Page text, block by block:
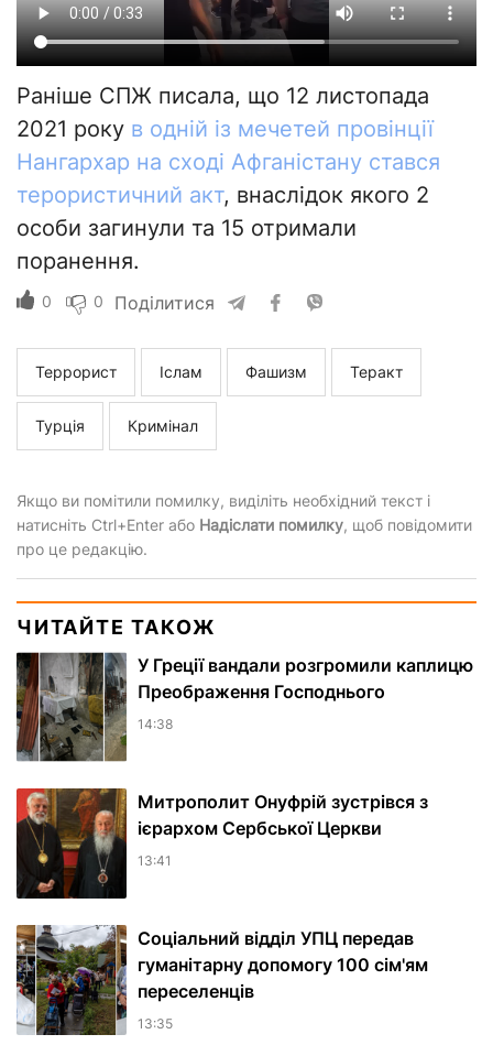
Раніше СПЖ писала, що 12 листопада
2021 року в одній із мечетей провінції
Нангархар на сході Афганістану стався
терористичний акт, внаслідок якого 2
особи загинули та 15 отримали
поранення.
0 0 Поділитися
Террорист Іслам Фашизм Теракт
Турція Кримінал
Якщо ви помітили помилку, виділіть необхідний текст і
натисніть Ctrl+Enter або Надіслати помилку, щоб повідомити
про це редакцію.
ЧИТАЙТЕ ТАКОЖ
У Греції вандали розгромили каплицю
Преображення Господнього
14:38
Митрополит Онуфрій зустрівся з
ієрархом Сербської Церкви
13:41
Соціальний відділ УПЦ передав
гуманітарну допомогу 100 сім'ям
переселенців
13:35